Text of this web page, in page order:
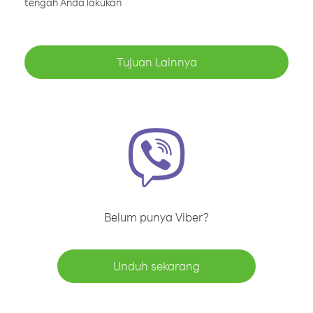
Tujuan Lainnya
Belum punya Viber?
Unduh sekarang